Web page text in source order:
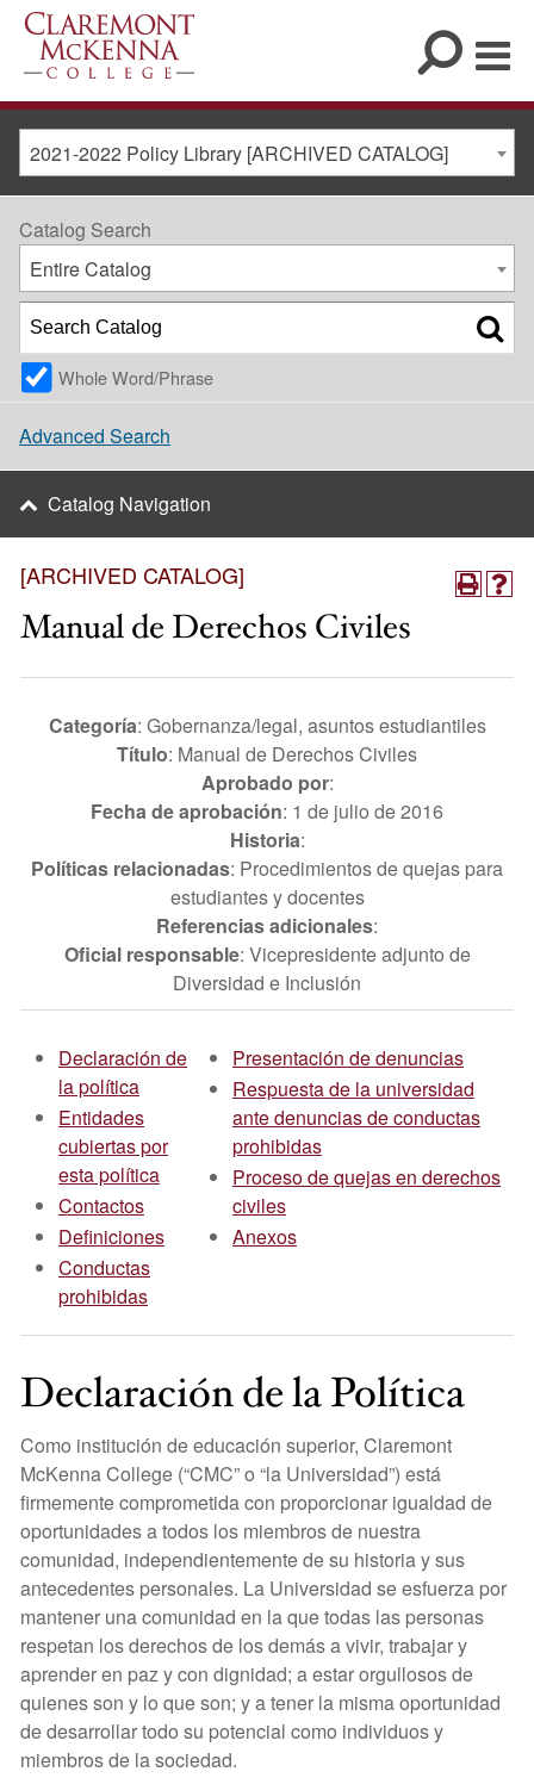
2021-2022 Policy Library [ARCHIVED CATALOG]
[ARCHIVED CATALOG]
Manual de Derechos Civiles
Categoría: Gobernanza/legal, asuntos estudiantiles
Título: Manual de Derechos Civiles
Aprobado por:
Fecha de aprobación: 1 de julio de 2016
Historia:
Políticas relacionadas: Procedimientos de quejas para
estudiantes y docentes
Referencias adicionales:
Oficial responsable: Vicepresidente adjunto de
Diversidad e Inclusión
Declaración de
la política
Entidades
cubiertas por
esta política
Contactos
Definiciones
Conductas
prohibidas
Presentación de denuncias
Respuesta de la universidad
ante denuncias de conductas
prohibidas
Proceso de quejas en derechos
civiles
Anexos
Declaración de la Política
Como institución de educación superior, Claremont
McKenna College (“CMC” o “la Universidad”) está
firmemente comprometida con proporcionar igualdad de
oportunidades a todos los miembros de nuestra
comunidad, independientemente de su historia y sus
antecedentes personales. La Universidad se esfuerza por
mantener una comunidad en la que todas las personas
respetan los derechos de los demás a vivir, trabajar y
aprender en paz y con dignidad; a estar orgullosos de
quienes son y lo que son; y a tener la misma oportunidad
de desarrollar todo su potencial como individuos y
miembros de la sociedad.
Catalog Search
Entire Catalog
Whole Word/Phrase
Advanced Search
Catalog Navigation